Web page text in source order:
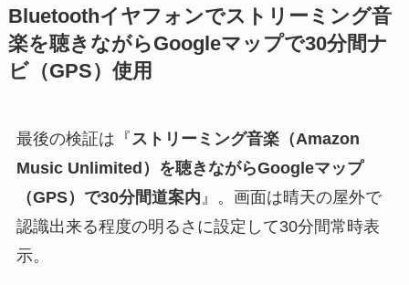
Bluetoothイヤフォンでストリーミング音
楽を聴きながらGoogleマップで30分間ナ
ビ（GPS）使用
最後の検証は『 ストリーミング音楽（Amazon
Music Unlimited）を聴きながらGoogleマップ
（GPS）で30分間道案内 』。画面は晴天の屋外で
認識出来る程度の明るさに設定して30分間常時表
示。